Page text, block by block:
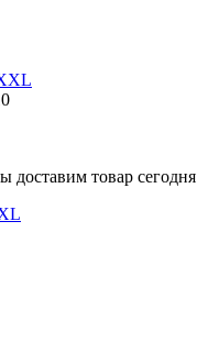
доставим товар сегодня